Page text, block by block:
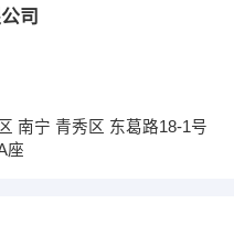
司
南宁 青秀区 东葛路18-1号
座